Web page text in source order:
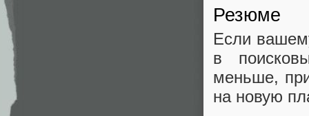
Резюме
Если
в
меньше,
на новую